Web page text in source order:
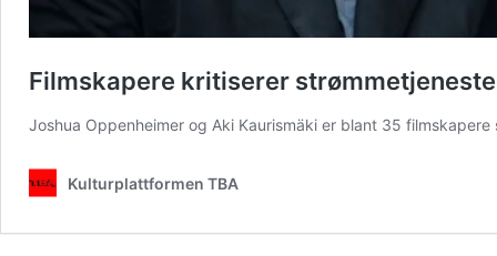
Filmskapere kritiserer
Joshua Oppenheimer og Aki Kaurismäki er blant 35
Kulturplattformen TBA